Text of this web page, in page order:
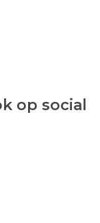
op social